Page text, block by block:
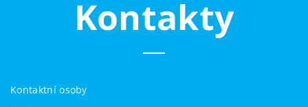
Kontakty
Kontaktní osoby